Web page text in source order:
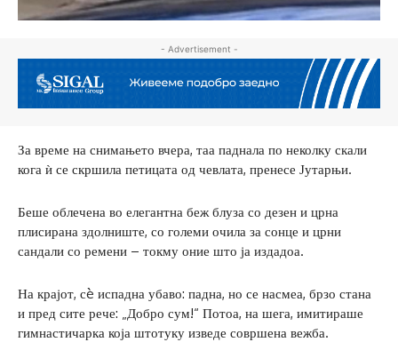
- Advertisement -
За време на снимањето вчера, таа паднала по неколку скали
кога ѝ се скршила петицата од чевлата, пренесе Јутарњи.
Беше облечена во елегантна беж блуза со дезен и црна
плисирана здолниште, со големи очила за сонце и црни
сандали со ремени – токму оние што ја издадоа.
На крајот, сè испадна убаво: падна, но се насмеа, брзо стана
и пред сите рече: „Добро сум!“ Потоа, на шега, имитираше
гимнастичарка која штотуку изведе совршена вежба.